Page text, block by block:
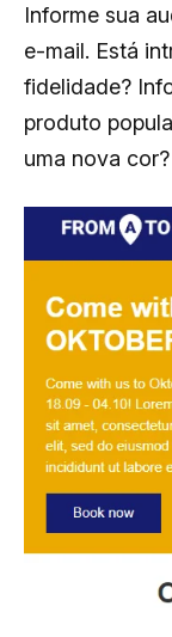
Informe sua
e-mail. Está
fidelidade?
produto
uma nova